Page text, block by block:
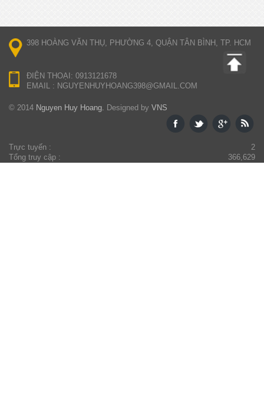
398 HOÀNG VĂN THỤ, PHƯỜNG 4, QUẬN TÂN BÌNH, TP. HCM
ĐIỆN THOẠI: 0913121678
EMAIL : NGUYENHUYHOANG398@GMAIL.COM
© 2014 Nguyen Huy Hoang. Designed by VNS
Trực tuyến :
2
Tổng truy cập :
366,629